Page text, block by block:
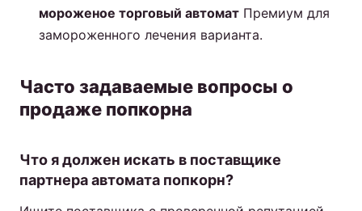
мороженое торговый автомат Премиум для
замороженного лечения варианта.
Часто задаваемые вопросы о
продаже попкорна
Что я должен искать в поставщике
партнера автомата попкорн?